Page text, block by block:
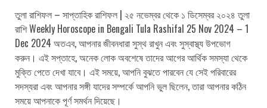
তুলা রাশিফল – সাপ্তাহিক রাশিফল | ২৫ নভেম্বর থেকে ১ ডিসেম্বর ২০২৪ তুলা
রাশি Weekly Horoscope in Bengali Tula Rashifal 25 Nov 2024 – 1
Dec 2024 অতএব, আপনার জীবনধারা সুস্থ রাখুন এবং সুস্বাস্থ্য উপভোগ
করুন। এই সপ্তাহে, অনেক লোক অবশেষে তাদের আগের আর্থিক সমস্যা থেকে
মুক্তি পেতে দেখা যাবে। এই সময়ে, আপনি বুঝতে পারবেন যে সেই পরিবারের
সদস্যরা এবং আপনার সঙ্গী যাদের সম্পর্কে আপনি ভুল ছিলেন, তারা আপনার কঠিন
সময়ে আপনাকে পূর্ণ সমর্থন দিয়েছে।